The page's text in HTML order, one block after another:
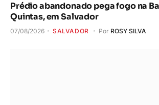
Prédio abandonado pega fogo na
Quintas, em Salvador
07/08/2026 SALVADOR Por ROSY SILVA